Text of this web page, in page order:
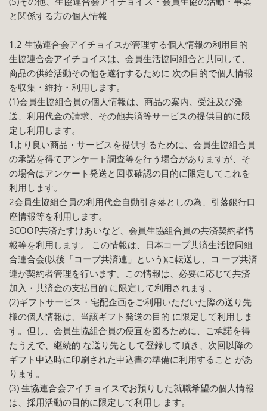
と関係する方の個人情報
1.2 生協連合会アイチョイスが管理する個人情報の利用目的
生協連合会アイチョイスは、会員生活協同組合と共同して、
商品の供給活動その他を遂行するために 次の目的で個人情報
を収集・維持・利用します。
(1)会員生協組合員の個人情報は、商品の案内、受注及び発
送、利用代金の請求、その他共済等サービスの提供目的に限
定し利用します。
1より良い商品・サービスを提供するために、会員生協組合員
の承諾を得てアンケート調査等を行う場合がありますが、そ
の場合はアンケート発送と回収確認の目的に限定してこれを
利用します。
2会員生協組合員の利用代金自動引き落としの為、引落銀行口
座情報等を利用します。
3COOP共済たすけあいなど、会員生協組合員の共済契約者情
報等を利用します。 この情報は、日本コープ共済生活協同組
合連合会(以後「コープ共済連」という)に転送し、コ ープ共済
連が契約者管理を行います。この情報は、必要に応じて共済
加入・共済金の支払目的 に限定して利用されます。
(2)ギフトサービス・宅配企画をご利用いただいた際の送り先
様の個人情報は、当該ギフト発送の目的 に限定して利用しま
す。但し、会員生協組合員の便宜を図るために、ご承諾を得
たうえで、継続的 な送り先として登録して頂き、次回以降の
ギフト申込時に印刷された申込書の準備に利用すること があ
ります。
(3) 生協連合会アイチョイスでお預りした就職希望の個人情報
は、採用活動の目的に限定して利用し ます。